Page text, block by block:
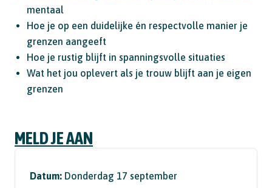
mentaal
Hoe je op een duidelijke én respectvolle manier je
grenzen aangeeft
Hoe je rustig blijft in spanningsvolle situaties
Wat het jou oplevert als je trouw blijft aan je eigen
grenzen
MELD JE AAN
Datum: Donderdag 17 september